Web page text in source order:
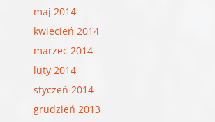
maj 2014
kwiecień 2014
marzec 2014
luty 2014
styczeń 2014
grudzień 2013